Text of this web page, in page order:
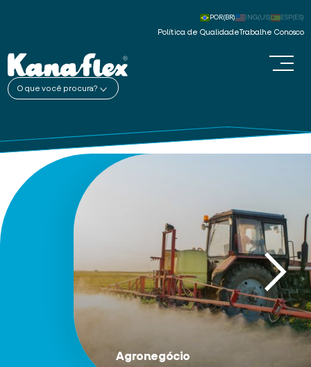
Política de Qualidade Trabalhe Conosco
POR(BR) ING(US) ESP(ES)
O que você procura?
Agronegócio